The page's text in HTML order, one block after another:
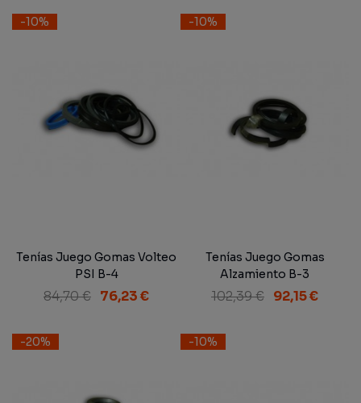
-10%
Tenías Juego Gomas Volteo
PSI B-4
84,70 € 76,23 €
-10%
Tenías Juego Gomas
Alzamiento B-3
102,39 € 92,15 €
-20% -10%